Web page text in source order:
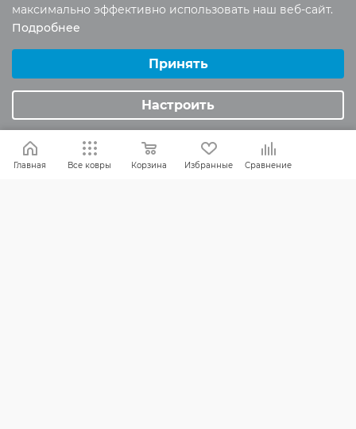
Помогите другим пользователям с
выбором - будьте первым, кто поделится
своим мнением об этом товаре
Главная Все ковры Корзина Избранные Сравнение
максимально эффективно использовать наш веб-сайт.
Подробнее
Аналитические/Функциональные
Принять
Настроить